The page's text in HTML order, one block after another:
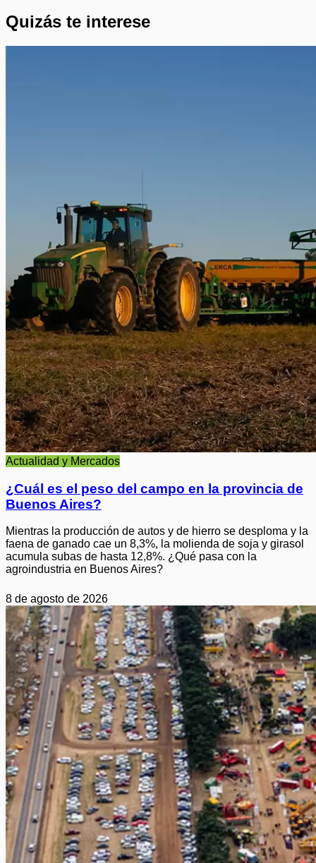
Quizás te interese
Actualidad y Mercados
¿Cuál es el peso del campo en la provincia de
Buenos Aires?
Mientras la producción de autos y de hierro se desploma y la
faena de ganado cae un 8,3%, la molienda de soja y girasol
acumula subas de hasta 12,8%. ¿Qué pasa con la
agroindustria en Buenos Aires?
8 de agosto de 2026